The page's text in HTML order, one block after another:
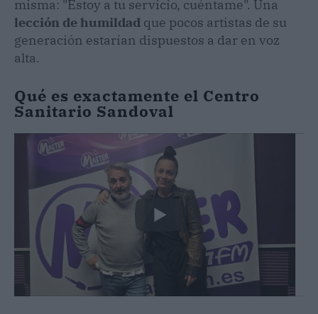
misma: "Estoy a tu servicio, cuéntame". Una
lección de humildad que pocos artistas de su
generación estarían dispuestos a dar en voz
alta.
Qué es exactamente el Centro
Sanitario Sandoval